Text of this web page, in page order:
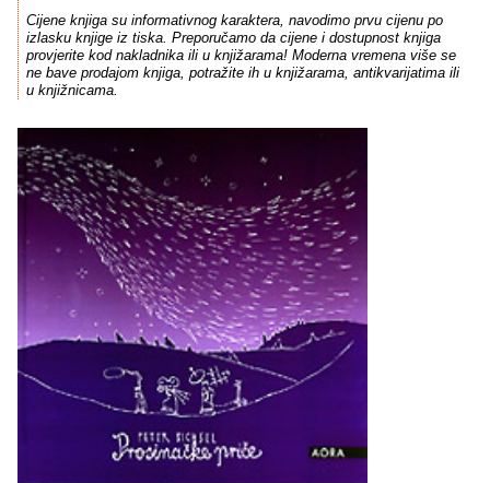
Cijene knjiga su informativnog karaktera, navodimo prvu cijenu po
izlasku knjige iz tiska. Preporučamo da cijene i dostupnost knjiga
provjerite kod nakladnika ili u knjižarama! Moderna vremena više se
ne bave prodajom knjiga, potražite ih u knjižarama, antikvarijatima ili
u knjižnicama.